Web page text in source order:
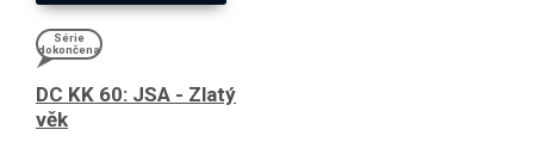
Série
dokončena
DC KK 60: JSA - Zlatý
věk